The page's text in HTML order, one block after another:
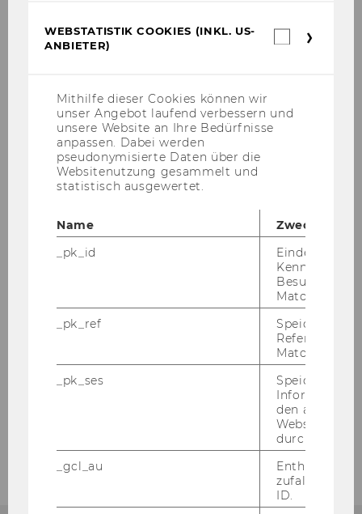
margaryta.storozh@wu.ac.at
VUE Soziale Kompetenz im Management
PI Soziale Kompetenz
Datenschutzerklärung für WU-Studierende
WEBSTATISTIK COOKIES (INKL. US-
ANBIETER)
Mithilfe dieser Cookies können wir
unser Angebot laufend verbessern und
unsere Website an Ihre Bedürfnisse
anpassen. Dabei werden
pseudonymisierte Daten über die
Websitenutzung gesammelt und
statistisch ausgewertet.
Name
Zweck
_pk_id
Eindeutige
Besuchers
Matomo.
_pk_ref
Speicherung
Referrers
Matomo.
_pk_ses
Speicherung
den aktuellen
durch
_gcl_au
Enthält eine
ID.